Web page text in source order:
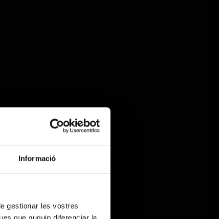
Informació
gestionar les vostres